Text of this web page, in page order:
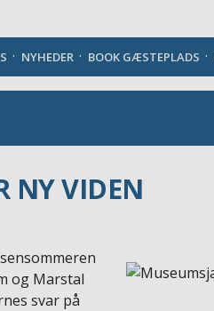
NYHEDER BOOK GÆSTEPLADS
NY VIDEN
og Marstal
svar på